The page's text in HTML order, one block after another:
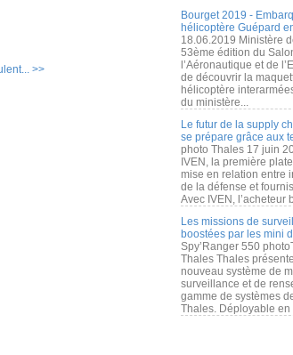
>>
Bourget 2019 -
hélicoptère Guépard
18.06.2019 Ministère
53ème édition du
l’Aéronautique et de
de découvrir la
hélicoptère
du ministère...
Le futur de la supply
se prépare grâce aux
photo Thales 17 juin
IVEN, la première
mise en relation entre
de la défense et
Avec IVEN, l’acheteur
Les missions de
boostées par les mini
Spy’Ranger 550
Thales Thales
nouveau système de
surveillance et de
gamme de systèmes
Thales. Déployable en